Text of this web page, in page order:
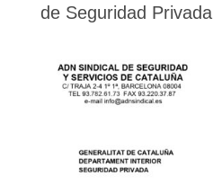
de Seguridad Privada